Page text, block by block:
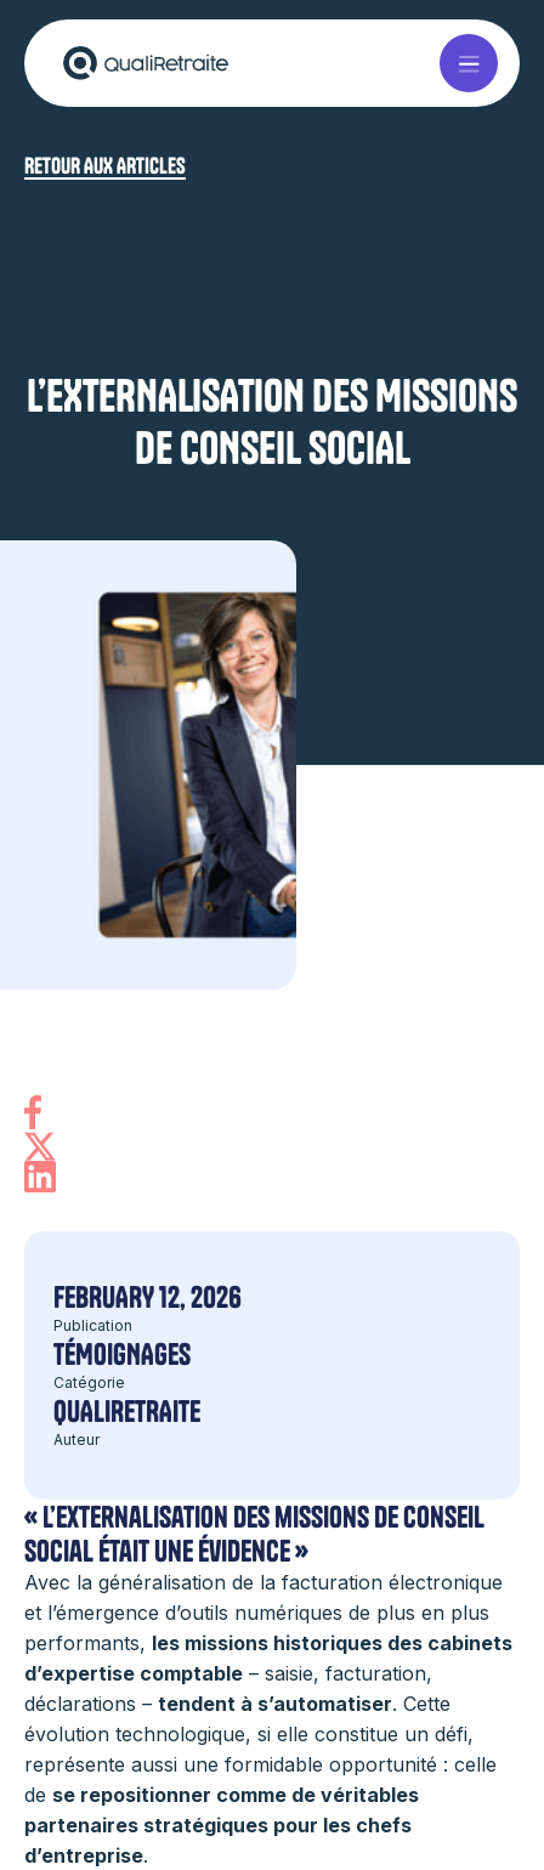
RETOUR AUX ARTICLES
L’EXTERNALISATION DES MISSIONS
DE CONSEIL SOCIAL
FEBRUARY 12, 2026
Publication
TÉMOIGNAGES
Catégorie
QUALIRETRAITE
Auteur
« L’externalisation des missions de conseil
social était une évidence »
Avec la généralisation de la facturation électronique
et l’émergence d’outils numériques de plus en plus
performants, les missions historiques des cabinets
d’expertise comptable – saisie, facturation,
déclarations – tendent à s’automatiser. Cette
évolution technologique, si elle constitue un défi,
représente aussi une formidable opportunité : celle
de se repositionner comme de véritables
partenaires stratégiques pour les chefs
d’entreprise.